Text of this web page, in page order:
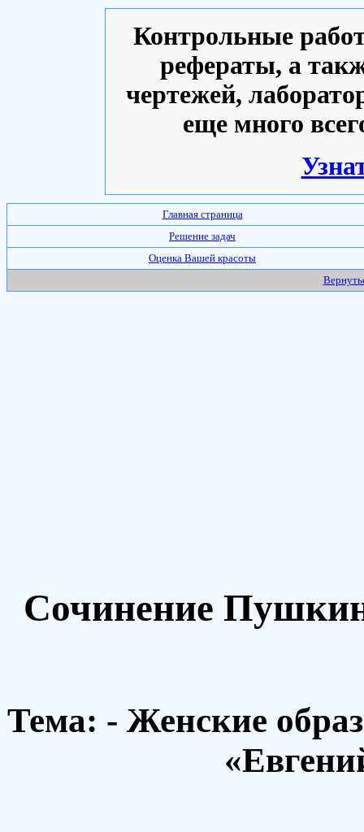
Контрольные
рефераты, а
чертежей,
еще много
Главная страница
Решение задач
Оценка Вашей красоты
Сочинение
Тема: - Женские